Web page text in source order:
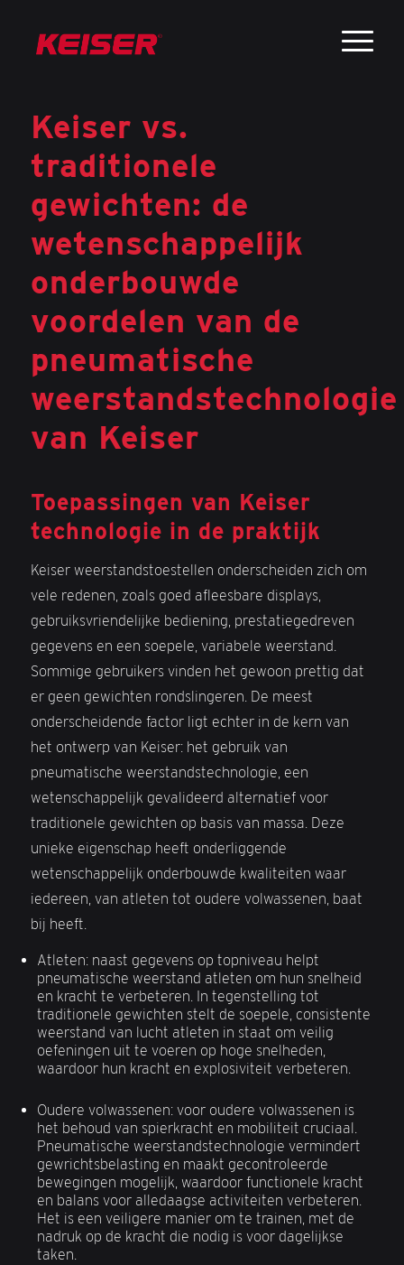
Keiser vs.
traditionele
gewichten: de
wetenschappelijk
onderbouwde
voordelen van de
pneumatische
weerstandstechnologie
van Keiser
Toepassingen van Keiser
technologie in de praktijk
Keiser weerstandstoestellen onderscheiden zich om
vele redenen, zoals goed afleesbare displays,
gebruiksvriendelijke bediening, prestatiegedreven
gegevens en een soepele, variabele weerstand.
Sommige gebruikers vinden het gewoon prettig dat
er geen gewichten rondslingeren. De meest
onderscheidende factor ligt echter in de kern van
het ontwerp van Keiser: het gebruik van
pneumatische weerstandstechnologie, een
wetenschappelijk gevalideerd alternatief voor
traditionele gewichten op basis van massa. Deze
unieke eigenschap heeft onderliggende
wetenschappelijk onderbouwde kwaliteiten waar
iedereen, van atleten tot oudere volwassenen, baat
bij heeft.
Atleten: naast gegevens op topniveau helpt
pneumatische weerstand atleten om hun snelheid
en kracht te verbeteren. In tegenstelling tot
traditionele gewichten stelt de soepele, consistente
weerstand van lucht atleten in staat om veilig
oefeningen uit te voeren op hoge snelheden,
waardoor hun kracht en explosiviteit verbeteren.
Oudere volwassenen: voor oudere volwassenen is
het behoud van spierkracht en mobiliteit cruciaal.
Pneumatische weerstandstechnologie vermindert
gewrichtsbelasting en maakt gecontroleerde
bewegingen mogelijk, waardoor functionele kracht
en balans voor alledaagse activiteiten verbeteren.
Het is een veiligere manier om te trainen, met de
nadruk op de kracht die nodig is voor dagelijkse
taken.